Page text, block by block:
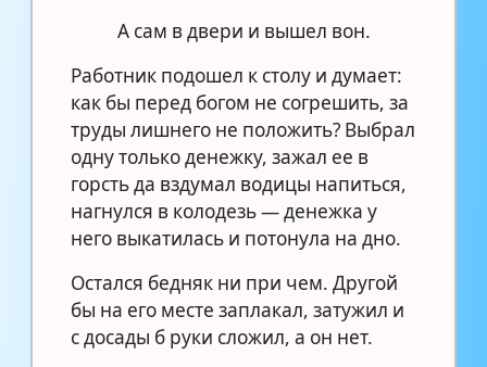
А сам в двери и вышел вон.
Работник подошел к столу и думает:
как бы перед богом не согрешить, за
труды лишнего не положить? Выбрал
одну только денежку, зажал ее в
горсть да вздумал водицы напиться,
нагнулся в колодезь — денежка у
него выкатилась и потонула на дно.
Остался бедняк ни при чем. Другой
бы на его месте заплакал, затужил и
с досады б руки сложил, а он нет.